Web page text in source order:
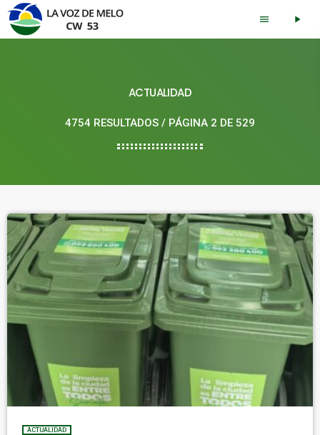
menu play_arrow
ACTUALIDAD
4754 RESULTADOS / PÁGINA 2 DE 529
ACTUALIDAD